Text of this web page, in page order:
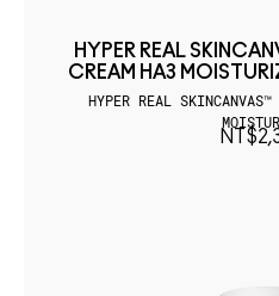
HYPER REAL
CREAM HA3
HYPER REAL SKINCANVAS™